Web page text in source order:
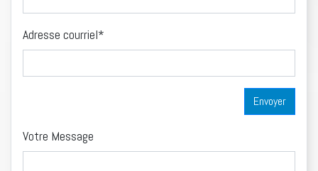
Adresse courriel*
Votre Message